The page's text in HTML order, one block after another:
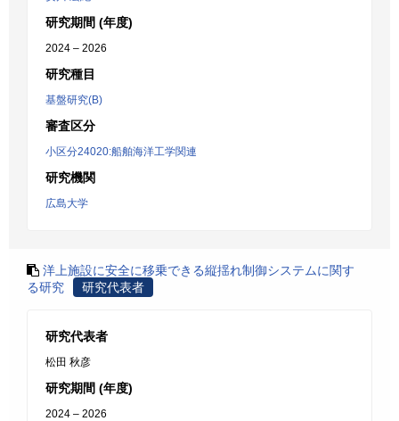
研究期間 (年度)
2024 – 2026
研究種目
基盤研究(B)
審査区分
小区分24020:船舶海洋工学関連
研究機関
広島大学
洋上施設に安全に移乗できる縦揺れ制御システムに関す
る研究
研究代表者
研究代表者
松田 秋彦
研究期間 (年度)
2024 – 2026